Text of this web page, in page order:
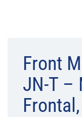
Front
JN-T –